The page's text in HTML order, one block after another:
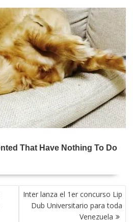
Inter lanza el 1er concurso Lip
Dub Universitario para toda
Venezuela